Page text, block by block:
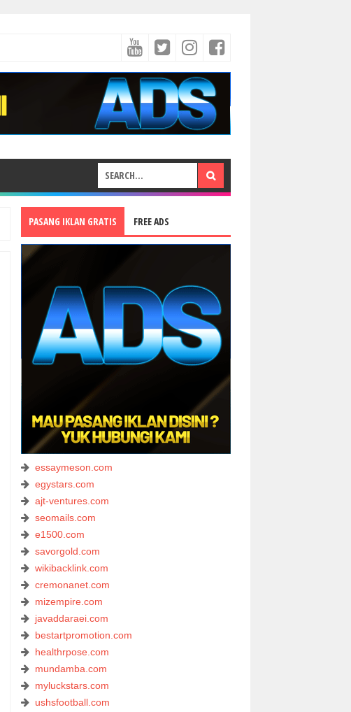
PASANG IKLAN GRATIS FREE ADS
essaymeson.com
egystars.com
ajt-ventures.com
seomails.com
e1500.com
savorgold.com
wikibacklink.com
cremonanet.com
mizempire.com
javaddaraei.com
bestartpromotion.com
healthrpose.com
mundamba.com
myluckstars.com
ushsfootball.com